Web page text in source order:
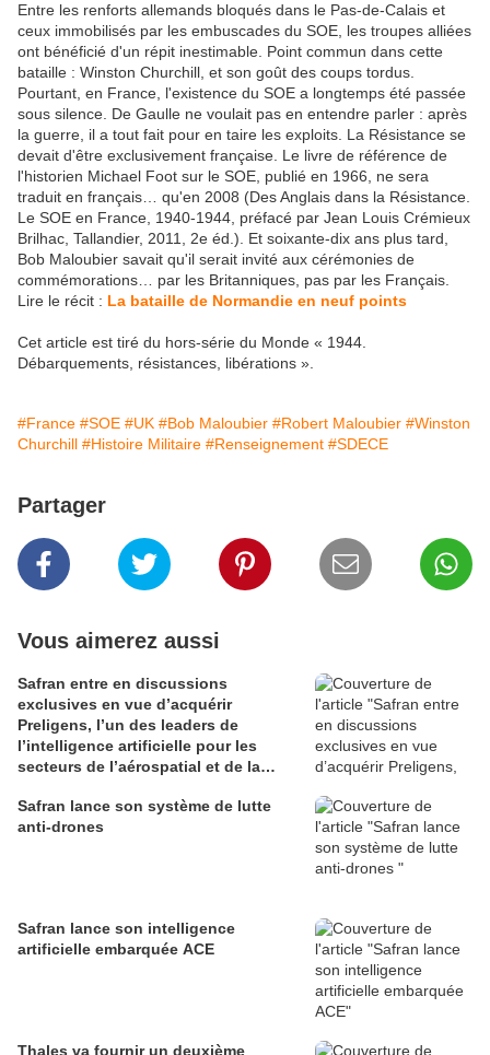
Entre les renforts allemands bloqués dans le Pas-de-Calais et
ceux immobilisés par les embuscades du SOE, les troupes alliées
ont bénéficié d'un répit inestimable. Point commun dans cette
bataille : Winston Churchill, et son goût des coups tordus.
Pourtant, en France, l'existence du SOE a longtemps été passée
sous silence. De Gaulle ne voulait pas en entendre parler : après
la guerre, il a tout fait pour en taire les exploits. La Résistance se
devait d'être exclusivement française. Le livre de référence de
l'historien Michael Foot sur le SOE, publié en 1966, ne sera
traduit en français… qu'en 2008 (Des Anglais dans la Résistance.
Le SOE en France, 1940-1944, préfacé par Jean Louis Crémieux
Brilhac, Tallandier, 2011, 2e éd.). Et soixante-dix ans plus tard,
Bob Maloubier savait qu'il serait invité aux cérémonies de
commémorations… par les Britanniques, pas par les Français.
Lire le récit : La bataille de Normandie en neuf points
Cet article est tiré du hors-série du Monde « 1944.
Débarquements, résistances, libérations ».
#France #SOE #UK #Bob Maloubier #Robert Maloubier #Winston
Churchill #Histoire Militaire #Renseignement #SDECE
Partager
Vous aimerez aussi
Safran entre en discussions
exclusives en vue d’acquérir
Preligens, l’un des leaders de
l’intelligence artificielle pour les
secteurs de l’aérospatial et de la
Safran lance son système de lutte
anti-drones
Safran lance son intelligence
artificielle embarquée ACE
Thales va fournir un deuxième